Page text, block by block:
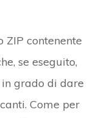
ZIP contenente
se eseguito,
grado di dare
Come per